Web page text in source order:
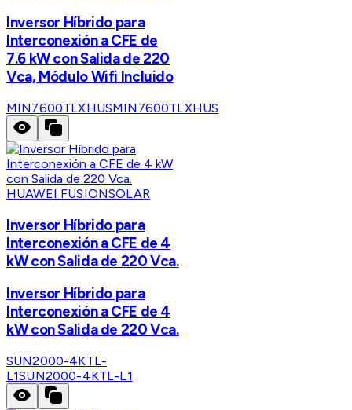
Inversor Híbrido para
Interconexión a CFE de
7.6 kW con Salida de 220
Vca, Módulo Wifi Incluido
MIN7600TLXHUSMIN7600TLXHUS
HUAWEI FUSIONSOLAR
Inversor Híbrido para
Interconexión a CFE de 4
kW con Salida de 220 Vca.
Inversor Híbrido para
Interconexión a CFE de 4
kW con Salida de 220 Vca.
SUN2000-4KTL-
L1SUN2000-4KTL-L1